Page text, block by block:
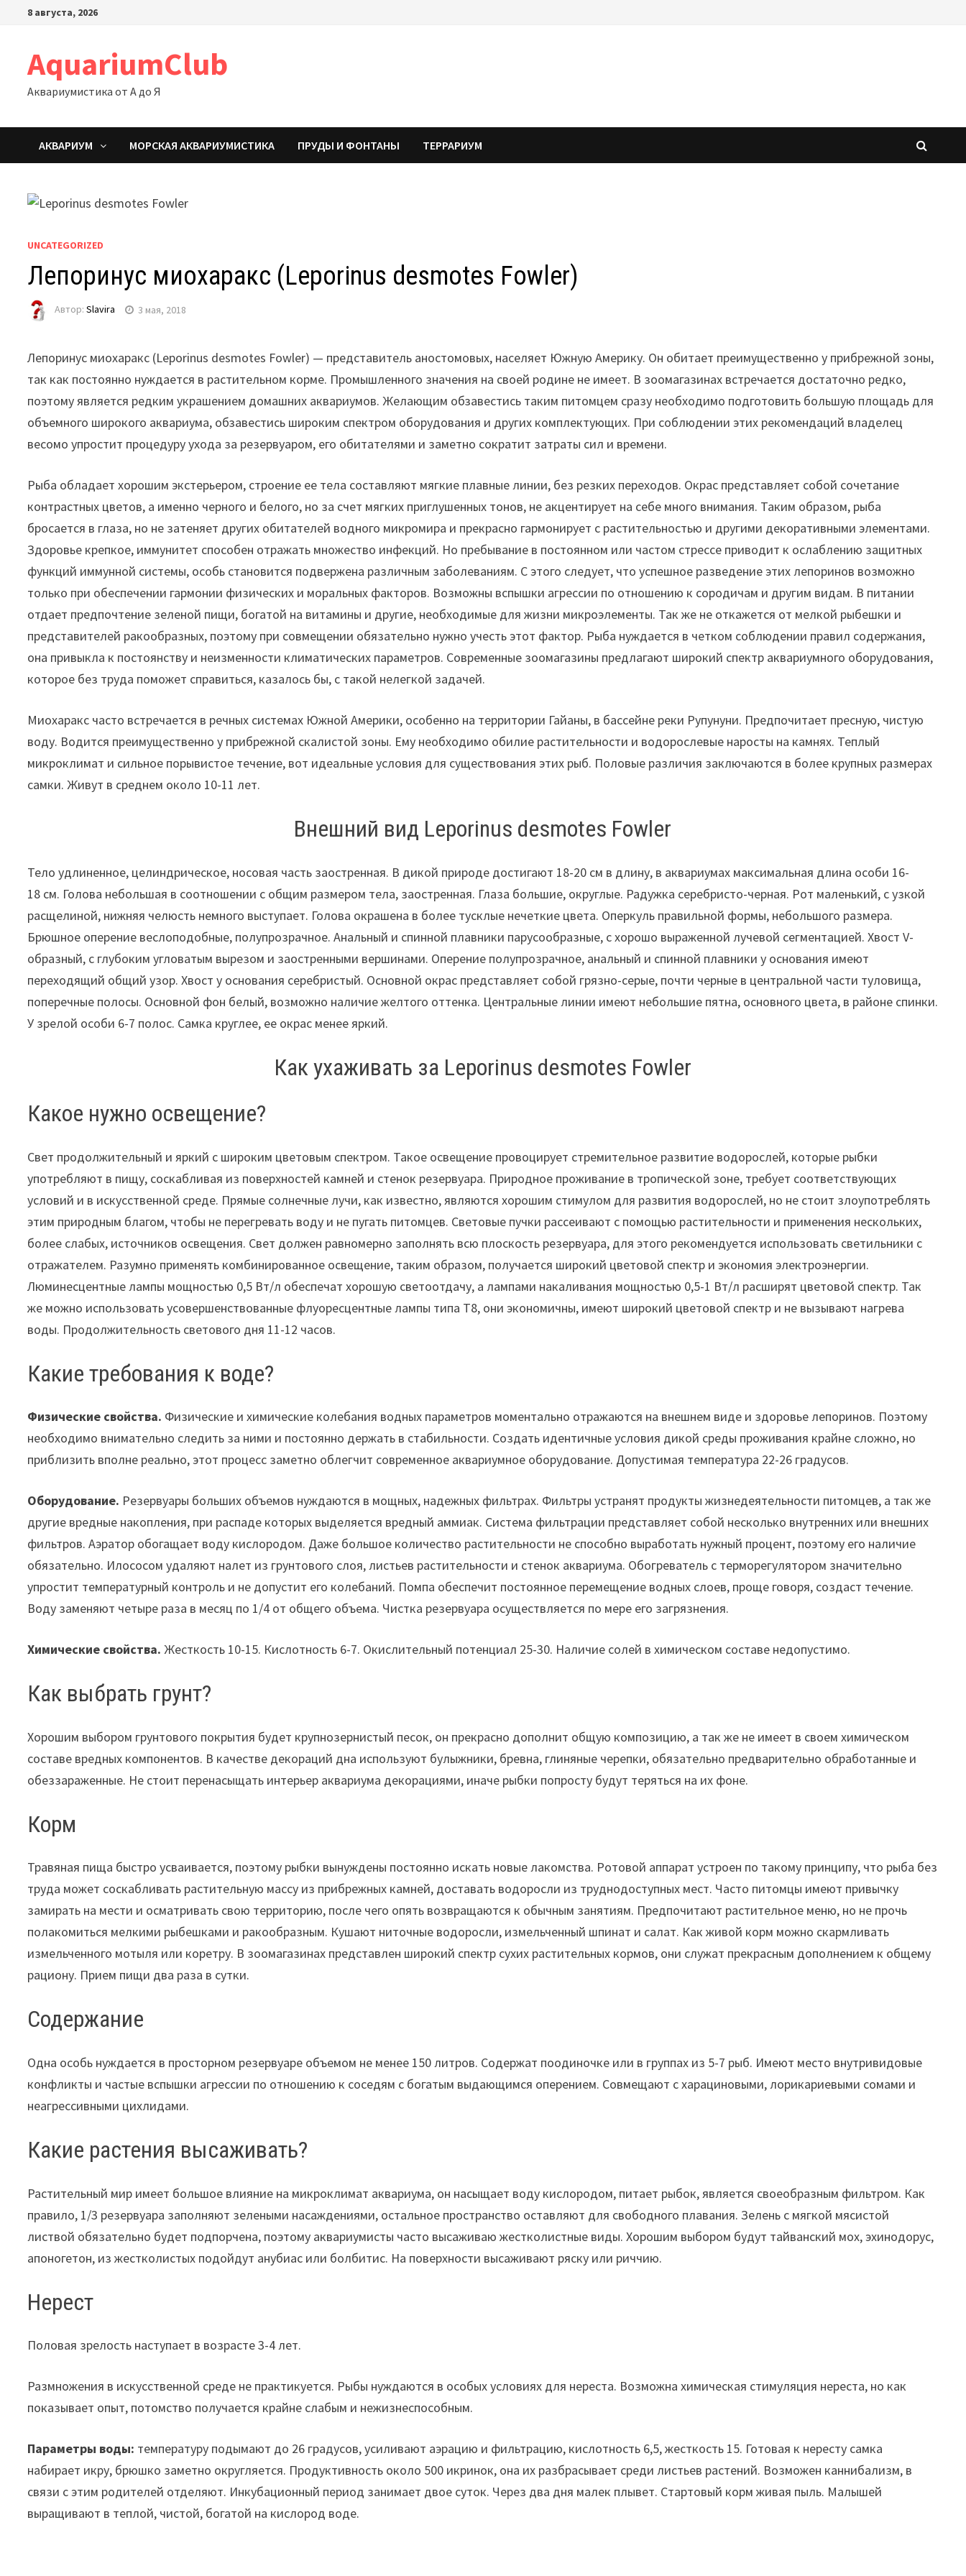
Перейти8 августа, 2026
AquariumClub
Аквариумистика от А до Я
АКВАРИУМ МОРСКАЯ АКВАРИУМИСТИКА ПРУДЫ И ФОНТАНЫ ТЕРРАРИУМ
UNCATEGORIZED
Лепоринус миохаракс (Leporinus desmotes Fowler)
Автор:Slavira 3 мая, 2018
Лепоринус миохаракс (Leporinus desmotes Fowler) — представитель аностомовых, населяет Южную Америку. Он обитает преимущественно у прибрежной зоны,
так как постоянно нуждается в растительном корме. Промышленного значения на своей родине не имеет. В зоомагазинах встречается достаточно редко,
поэтому является редким украшением домашних аквариумов. Желающим обзавестись таким питомцем сразу необходимо подготовить большую площадь для
объемного широкого аквариума, обзавестись широким спектром оборудования и других комплектующих. При соблюдении этих рекомендаций владелец
весомо упростит процедуру ухода за резервуаром, его обитателями и заметно сократит затраты сил и времени.
Рыба обладает хорошим экстерьером, строение ее тела составляют мягкие плавные линии, без резких переходов. Окрас представляет собой сочетание
контрастных цветов, а именно черного и белого, но за счет мягких приглушенных тонов, не акцентирует на себе много внимания. Таким образом, рыба
бросается в глаза, но не затеняет других обитателей водного микромира и прекрасно гармонирует с растительностью и другими декоративными элементами.
Здоровье крепкое, иммунитет способен отражать множество инфекций. Но пребывание в постоянном или частом стрессе приводит к ослаблению защитных
функций иммунной системы, особь становится подвержена различным заболеваниям. С этого следует, что успешное разведение этих лепоринов возможно
только при обеспечении гармонии физических и моральных факторов. Возможны вспышки агрессии по отношению к сородичам и другим видам. В питании
отдает предпочтение зеленой пищи, богатой на витамины и другие, необходимые для жизни микроэлементы. Так же не откажется от мелкой рыбешки и
представителей ракообразных, поэтому при совмещении обязательно нужно учесть этот фактор. Рыба нуждается в четком соблюдении правил содержания,
она привыкла к постоянству и неизменности климатических параметров. Современные зоомагазины предлагают широкий спектр аквариумного оборудования,
которое без труда поможет справиться, казалось бы, с такой нелегкой задачей.
Миохаракс часто встречается в речных системах Южной Америки, особенно на территории Гайаны, в бассейне реки Рупунуни. Предпочитает пресную, чистую
воду. Водится преимущественно у прибрежной скалистой зоны. Ему необходимо обилие растительности и водорослевые наросты на камнях. Теплый
микроклимат и сильное порывистое течение, вот идеальные условия для существования этих рыб. Половые различия заключаются в более крупных размерах
самки. Живут в среднем около 10-11 лет.
Внешний вид Leporinus desmotes Fowler
Тело удлиненное, целиндрическое, носовая часть заостренная. В дикой природе достигают 18-20 см в длину, в аквариумах максимальная длина особи 16-
18 см. Голова небольшая в соотношении с общим размером тела, заостренная. Глаза большие, округлые. Радужка серебристо-черная. Рот маленький, с узкой
расщелиной, нижняя челюсть немного выступает. Голова окрашена в более тусклые нечеткие цвета. Оперкуль правильной формы, небольшого размера.
Брюшное оперение веслоподобные, полупрозрачное. Анальный и спинной плавники парусообразные, с хорошо выраженной лучевой сегментацией. Хвост V-
образный, с глубоким угловатым вырезом и заостренными вершинами. Оперение полупрозрачное, анальный и спинной плавники у основания имеют
переходящий общий узор. Хвост у основания серебристый. Основной окрас представляет собой грязно-серые, почти черные в центральной части туловища,
поперечные полосы. Основной фон белый, возможно наличие желтого оттенка. Центральные линии имеют небольшие пятна, основного цвета, в районе спинки.
У зрелой особи 6-7 полос. Самка круглее, ее окрас менее яркий.
Как ухаживать за Leporinus desmotes Fowler
Какое нужно освещение?
Свет продолжительный и яркий с широким цветовым спектром. Такое освещение провоцирует стремительное развитие водорослей, которые рыбки
употребляют в пищу, соскабливая из поверхностей камней и стенок резервуара. Природное проживание в тропической зоне, требует соответствующих
условий и в искусственной среде. Прямые солнечные лучи, как известно, являются хорошим стимулом для развития водорослей, но не стоит злоупотреблять
этим природным благом, чтобы не перегревать воду и не пугать питомцев. Световые пучки рассеивают с помощью растительности и применения нескольких,
более слабых, источников освещения. Свет должен равномерно заполнять всю плоскость резервуара, для этого рекомендуется использовать светильники с
отражателем. Разумно применять комбинированное освещение, таким образом, получается широкий цветовой спектр и экономия электроэнергии.
Люминесцентные лампы мощностью 0,5 Вт/л обеспечат хорошую светоотдачу, а лампами накаливания мощностью 0,5-1 Вт/л расширят цветовой спектр. Так
же можно использовать усовершенствованные флуоресцентные лампы типа Т8, они экономичны, имеют широкий цветовой спектр и не вызывают нагрева
воды. Продолжительность светового дня 11-12 часов.
Какие требования к воде?
Физические свойства. Физические и химические колебания водных параметров моментально отражаются на внешнем виде и здоровье лепоринов. Поэтому
необходимо внимательно следить за ними и постоянно держать в стабильности. Создать идентичные условия дикой среды проживания крайне сложно, но
приблизить вполне реально, этот процесс заметно облегчит современное аквариумное оборудование. Допустимая температура 22-26 градусов.
Оборудование. Резервуары больших объемов нуждаются в мощных, надежных фильтрах. Фильтры устранят продукты жизнедеятельности питомцев, а так же
другие вредные накопления, при распаде которых выделяется вредный аммиак. Система фильтрации представляет собой несколько внутренних или внешних
фильтров. Аэратор обогащает воду кислородом. Даже большое количество растительности не способно выработать нужный процент, поэтому его наличие
обязательно. Илососом удаляют налет из грунтового слоя, листьев растительности и стенок аквариума. Обогреватель с терморегулятором значительно
упростит температурный контроль и не допустит его колебаний. Помпа обеспечит постоянное перемещение водных слоев, проще говоря, создаст течение.
Воду заменяют четыре раза в месяц по 1/4 от общего объема. Чистка резервуара осуществляется по мере его загрязнения.
Химические свойства. Жесткость 10-15. Кислотность 6-7. Окислительный потенциал 25-30. Наличие солей в химическом составе недопустимо.
Как выбрать грунт?
Хорошим выбором грунтового покрытия будет крупнозернистый песок, он прекрасно дополнит общую композицию, а так же не имеет в своем химическом
составе вредных компонентов. В качестве декораций дна используют булыжники, бревна, глиняные черепки, обязательно предварительно обработанные и
обеззараженные. Не стоит перенасыщать интерьер аквариума декорациями, иначе рыбки попросту будут теряться на их фоне.
Корм
Травяная пища быстро усваивается, поэтому рыбки вынуждены постоянно искать новые лакомства. Ротовой аппарат устроен по такому принципу, что рыба без
труда может соскабливать растительную массу из прибрежных камней, доставать водоросли из труднодоступных мест. Часто питомцы имеют привычку
замирать на мести и осматривать свою территорию, после чего опять возвращаются к обычным занятиям. Предпочитают растительное меню, но не прочь
полакомиться мелкими рыбешками и ракообразным. Кушают ниточные водоросли, измельченный шпинат и салат. Как живой корм можно скармливать
измельченного мотыля или коретру. В зоомагазинах представлен широкий спектр сухих растительных кормов, они служат прекрасным дополнением к общему
рациону. Прием пищи два раза в сутки.
Содержание
Одна особь нуждается в просторном резервуаре объемом не менее 150 литров. Содержат поодиночке или в группах из 5-7 рыб. Имеют место внутривидовые
конфликты и частые вспышки агрессии по отношению к соседям с богатым выдающимся оперением. Совмещают с харациновыми, лорикариевыми сомами и
неагрессивными цихлидами.
Какие растения высаживать?
Растительный мир имеет большое влияние на микроклимат аквариума, он насыщает воду кислородом, питает рыбок, является своеобразным фильтром. Как
правило, 1/3 резервуара заполняют зелеными насаждениями, остальное пространство оставляют для свободного плавания. Зелень с мягкой мясистой
листвой обязательно будет подпорчена, поэтому аквариумисты часто высаживаю жестколистные виды. Хорошим выбором будут тайванский мох, эхинодорус,
апоногетон, из жестколистых подойдут анубиас или болбитис. На поверхности высаживают ряску или риччию.
Нерест
Половая зрелость наступает в возрасте 3-4 лет.
Размножения в искусственной среде не практикуется. Рыбы нуждаются в особых условиях для нереста. Возможна химическая стимуляция нереста, но как
показывает опыт, потомство получается крайне слабым и нежизнеспособным.
Параметры воды: температуру подымают до 26 градусов, усиливают аэрацию и фильтрацию, кислотность 6,5, жесткость 15. Готовая к нересту самка
набирает икру, брюшко заметно округляется. Продуктивность около 500 икринок, она их разбрасывает среди листьев растений. Возможен каннибализм, в
связи с этим родителей отделяют. Инкубационный период занимает двое суток. Через два дня малек плывет. Стартовый корм живая пыль. Малышей
выращивают в теплой, чистой, богатой на кислород воде.